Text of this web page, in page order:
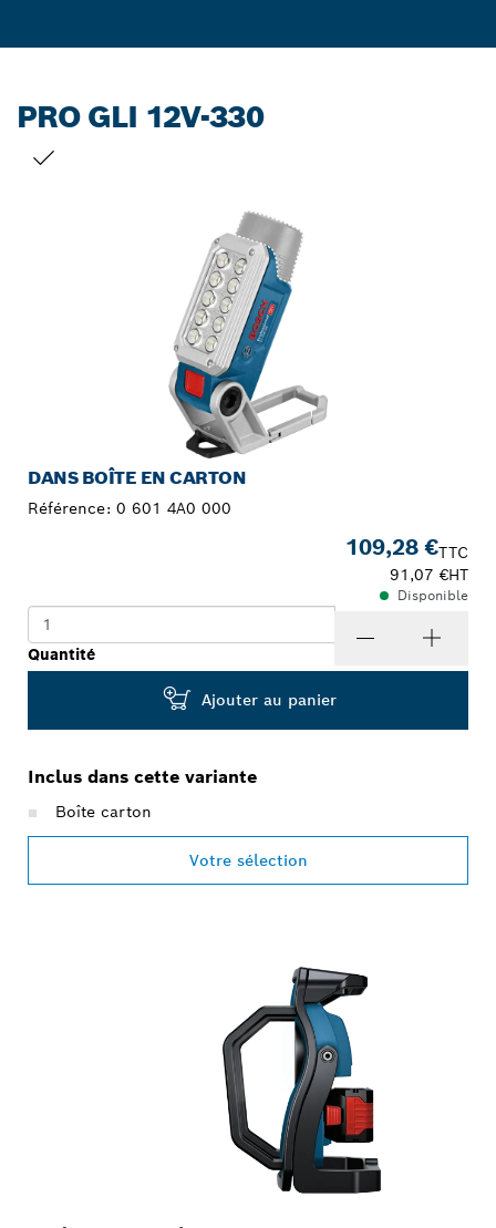
PRO GLI 12V-330
DANS BOÎTE EN CARTON
Référence: 0 601 4A0 000
109,28 €TTC
91,07 €HT
Disponible
Quantité
Ajouter au panier
Inclus dans cette variante
Boîte carton
Votre sélection